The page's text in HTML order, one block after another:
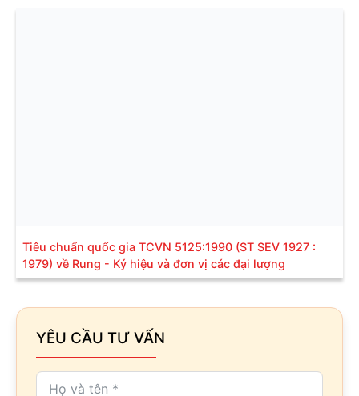
Tiêu chuẩn quốc gia TCVN 5125:1990 (ST SEV 1927 :
1979) về Rung - Ký hiệu và đơn vị các đại lượng
YÊU CẦU TƯ VẤN